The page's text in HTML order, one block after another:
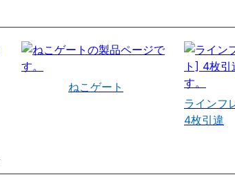
ねこゲート
ラインフ
4枚引違